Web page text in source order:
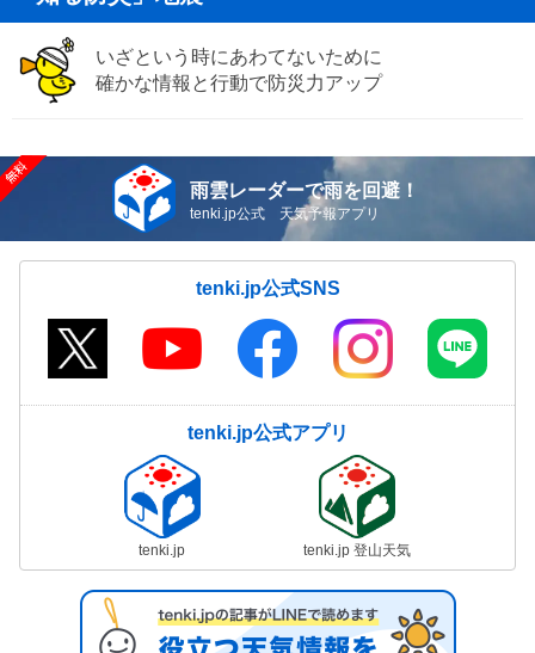
いざという時にあわてないために
確かな情報と行動で防災力アップ
雨雲レーダーで雨を回避！
tenki.jp公式 天気予報アプリ
tenki.jp公式SNS
tenki.jp公式アプリ
tenki.jp tenki.jp 登山天気